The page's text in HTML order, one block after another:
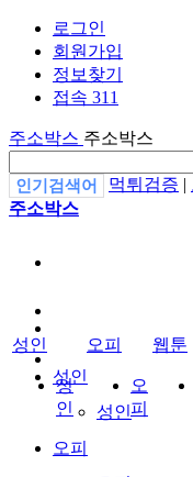
로그인
회원가입
정보찾기
접속 311
주소박스 주소박스
인기검색어 먹튀검증 |
주소박스
성인
성인
오피
성인
성
인
오피
오
피
웹툰